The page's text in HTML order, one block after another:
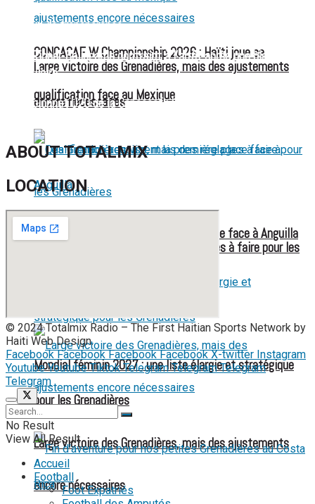
CONCACAF W Championship 2026 : Haïti joue sa
qualification face au Mexique
Qualification acquise, mais des réglages à faire pour les
Large victoire des Grenadières, mais des ajustements
encore nécessaires
Large victoire des Grenadières, mais des ajustements
encore nécessaires
Les Grenadières visent la première place face à Anguilla
Mondial féminin 2027 : une liste élargie et stratégique
pour les Grenadières
FIFA sous pression : l’UEFA et la Concacaf dénoncent un
manque de transparence
Jean-Ricner Bellegarde contraint à l’arrêt après une blessure
musculaire
Championnat U20 de la Concacaf : Haïti s’incline lourdement
ABOUT TOTALMIX
LOCATION
© 2024 Totalmix Radio – The First Haitian Sports Network by
Haiti Web Design.
Facebook Facebook Facebook Facebook X-twitter Instagram
Youtube Youtube Tiktok Telegram Telegram Telegram
Telegram
No Result
View All Result
Accueil
Football
Foot Expatriés